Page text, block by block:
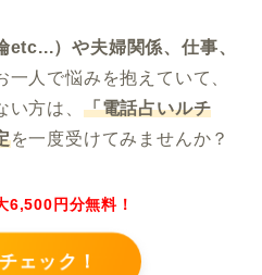
）や夫婦関係、仕事、
一人で悩みを抱えていて、
方は、 「電話占いルチ
を一度受けてみませんか？
6,500円分無料！
ェック！